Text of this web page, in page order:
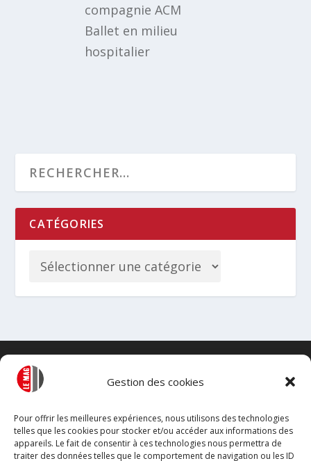
Gestion des cookies
Pour offrir les meilleures expériences, nous utilisons des technologies
telles que les cookies pour stocker et/ou accéder aux informations des
appareils. Le fait de consentir à ces technologies nous permettra de
traiter des données telles que le comportement de navigation ou les ID
compagnie ACM
Ballet en milieu
hospitalier
CATÉGORIES